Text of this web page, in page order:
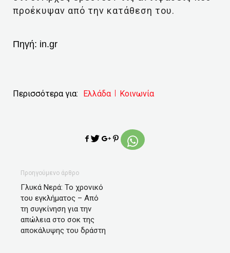
προέκυψαν από την κατάθεση του.
Πηγή: in.gr
Περισσότερα για: Ελλάδα Κοινωνία
Προηγούμενο άρθρο
Γλυκά Νερά: Το χρονικό
του εγκλήματος – Από
τη συγκίνηση για την
απώλεια στο σοκ της
αποκάλυψης του δράστη